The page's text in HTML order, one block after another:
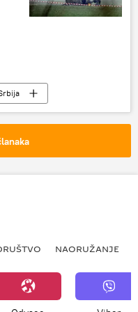
NAORUŽANJE